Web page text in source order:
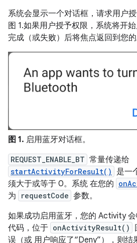
系统会显示一个对话框，请求用户
图 1.如果用户授予权限，系统将开
完成（或失败）后将焦点返回到您的
图 1. 启用蓝牙对话框。
REQUEST_ENABLE_BT 常量传递给
startActivityForResult()
是一
须大于或等于 0。系统 在您的
为
requestCode 参数。
如果成功启用蓝牙，您的 Activity 会
代码，位于 onActivityResult()
误（或 用户响应了“Deny”），则结